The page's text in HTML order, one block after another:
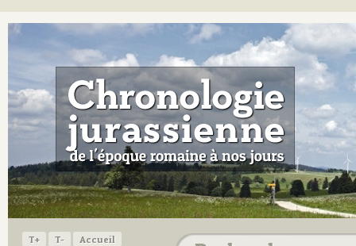
T+ T-
Accueil